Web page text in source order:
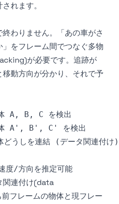
れます。
わりません。「あの車がさ
をフレーム間でつなぐ多物
が必要です。追跡が
動方向が分かり、それで予
関連付け(data
フレームの物体と現フレー